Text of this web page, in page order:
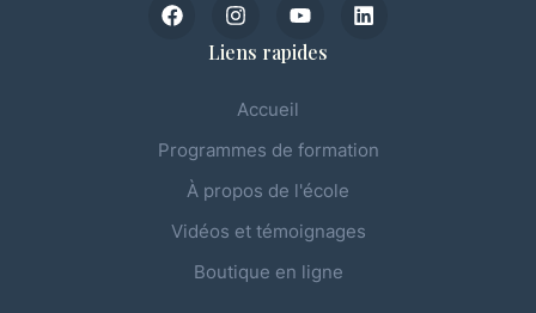
Liens rapides
Accueil
Programmes de formation
À propos de l'école
Vidéos et témoignages
Boutique en ligne